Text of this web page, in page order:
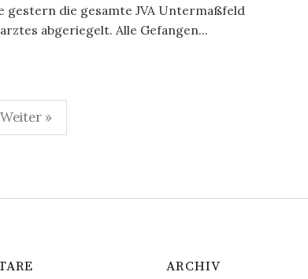
gestern die gesamte JVA Untermaßfeld
abgeriegelt. Alle Gefangen...
Weiter »
ARCHIV